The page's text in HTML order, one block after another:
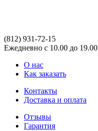
(812) 931-72-15
Ежедневно с 10.00 до 19.00
О нас
Как заказать
Контакты
Доставка и оплата
Отзывы
Гарантия